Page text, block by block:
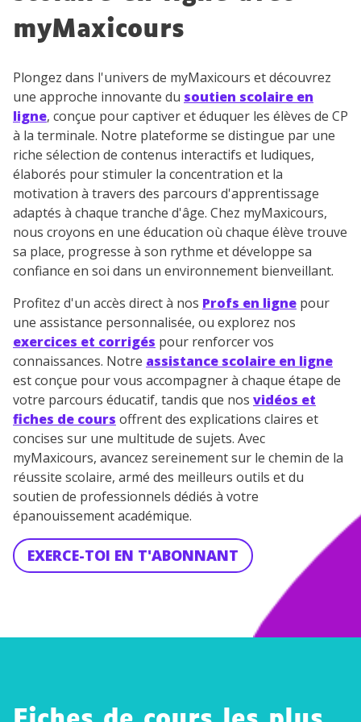
myMaxicours
Plongez dans l'univers de myMaxicours et découvrez
une approche innovante du soutien scolaire en
ligne, conçue pour captiver et éduquer les élèves de CP
à la terminale. Notre plateforme se distingue par une
riche sélection de contenus interactifs et ludiques,
élaborés pour stimuler la concentration et la
motivation à travers des parcours d'apprentissage
adaptés à chaque tranche d'âge. Chez myMaxicours,
nous croyons en une éducation où chaque élève trouve
sa place, progresse à son rythme et développe sa
confiance en soi dans un environnement bienveillant.
Profitez d'un accès direct à nos Profs en ligne pour
une assistance personnalisée, ou explorez nos
exercices et corrigés pour renforcer vos
connaissances. Notre assistance scolaire en ligne
est conçue pour vous accompagner à chaque étape de
votre parcours éducatif, tandis que nos vidéos et
fiches de cours offrent des explications claires et
concises sur une multitude de sujets. Avec
myMaxicours, avancez sereinement sur le chemin de la
réussite scolaire, armé des meilleurs outils et du
soutien de professionnels dédiés à votre
épanouissement académique.
EXERCE-TOI EN T'ABONNANT